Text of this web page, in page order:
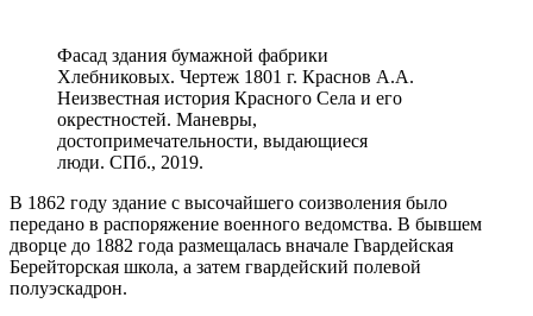
Фасад здания бумажной фабрики
Хлебниковых. Чертеж 1801 г. Краснов А.А.
Неизвестная история Красного Села и его
окрестностей. Маневры,
достопримечательности, выдающиеся
люди. СПб., 2019.
В 1862 году здание с высочайшего соизволения было
передано в распоряжение военного ведомства. В бывшем
дворце до 1882 года размещалась вначале Гвардейская
Берейторская школа, а затем гвардейский полевой
полуэскадрон.